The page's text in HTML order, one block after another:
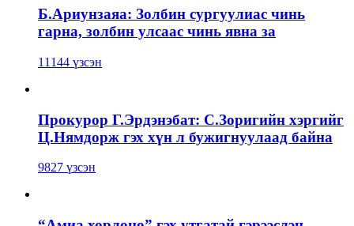
Б.Ариунзаяа: Золбин сургуулиас чинь
гарна, золбин улсаас чинь явна за
11144 үзсэн
Прокурор Г.Эрдэнэбат: С.Зоригийн хэргийг
Ц.Нямдорж гэх хүн л бужигнуулаад байна
9827 үзсэн